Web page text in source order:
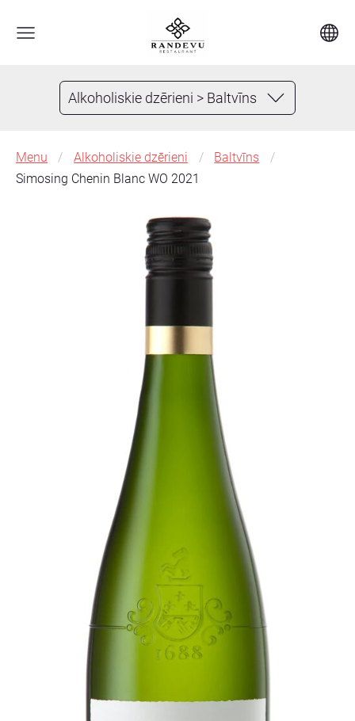
Alkoholiskie dzērieni > Baltvīns
Menu Alkoholiskie dzērieni
Baltvīns
Simosing Chenin Blanc WO 2021